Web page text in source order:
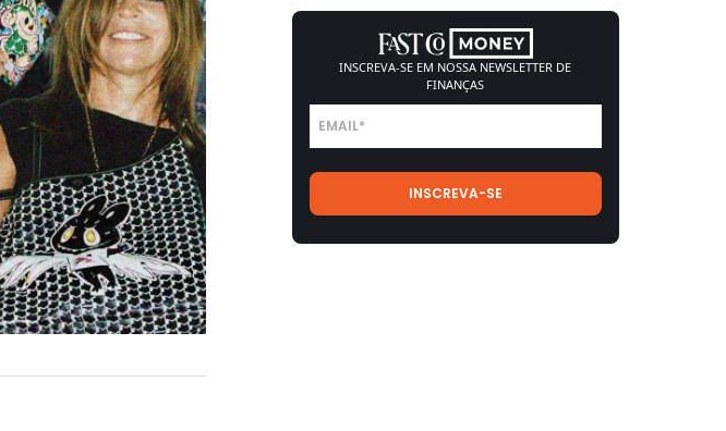
INSCREVA-SE EM NOSSA NEWSLETTER DE
FINANÇAS